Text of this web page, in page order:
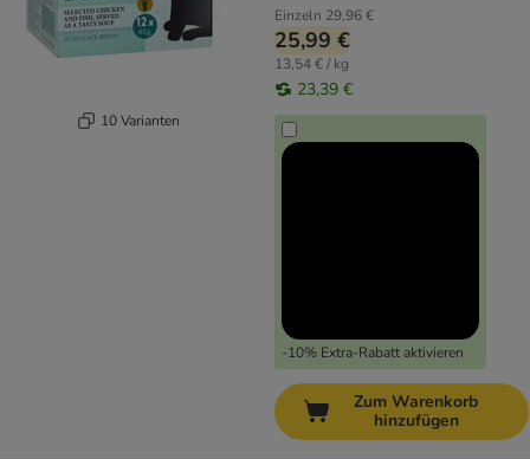
10 Varianten
Einzeln 29,96 €
25,99 €
13,54 € / kg
23,39 €
-10% Extra-Rabatt aktivieren
Zum Warenkorb
hinzufügen